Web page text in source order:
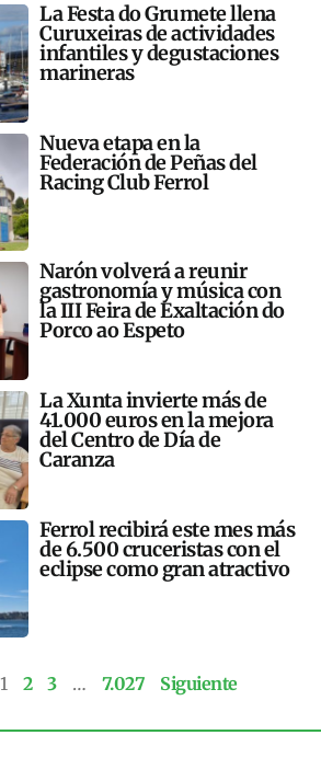
La Festa do Grumete llena
Curuxeiras de actividades
infantiles y degustaciones
marineras
Nueva etapa en la
Federación de Peñas del
Racing Club Ferrol
Narón volverá a reunir
gastronomía y música con
la III Feira de Exaltación do
Porco ao Espeto
La Xunta invierte más de
41.000 euros en la mejora
del Centro de Día de
Caranza
Ferrol recibirá este mes más
de 6.500 cruceristas con el
eclipse como gran atractivo
1 2 3 … 7.027 Siguiente